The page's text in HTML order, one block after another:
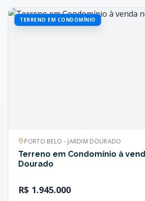
TERRENO EM CONDOMÍNIO
PORTO BELO - JARDIM DOURADO
Terreno em Condomínio à
Dourado
R$ 1.945.000